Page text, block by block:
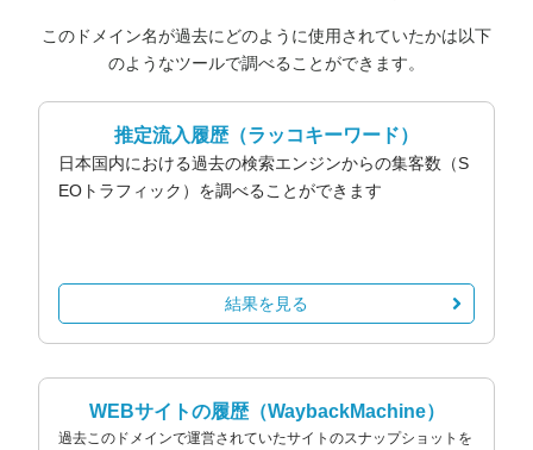
このドメイン名が過去にどのように使用されていたかは以下
のようなツールで調べることができます。
推定流入履歴（ラッコキーワード）
日本国内における過去の検索エンジンからの集客数（S
EOトラフィック）を調べることができます
結果を見る
WEBサイトの履歴（WaybackMachine）
過去このドメインで運営されていたサイトのスナップショットを